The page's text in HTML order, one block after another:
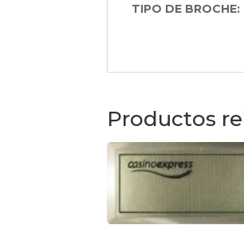
TIPO DE BROCHE:
Productos